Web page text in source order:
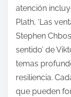
atención
Plath, ‘Las
Stephen
sentido’ de
temas
resiliencia.
que pueden